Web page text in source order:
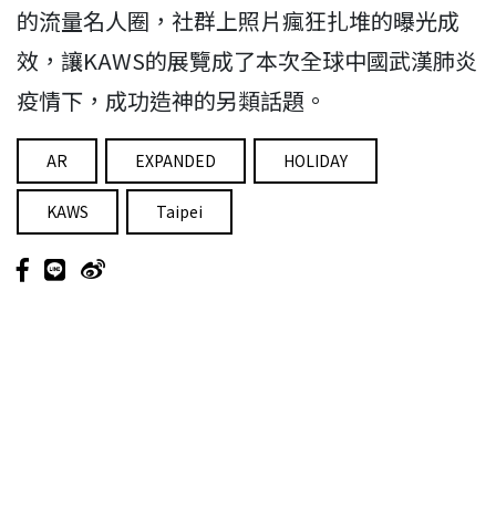
的流量名人圈，社群上照片瘋狂扎堆的曝光成
效，讓KAWS的展覽成了本次全球中國武漢肺炎
疫情下，成功造神的另類話題。
AR EXPANDED HOLIDAY
KAWS Taipei